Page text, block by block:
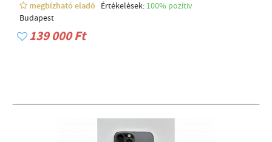
megbízható eladó
Értékelések: 100% pozítiv
Budapest
139 000 Ft